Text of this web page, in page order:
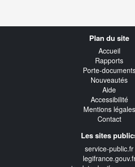
Plan du site
Accueil
Rapports
Porte-
Nouveautés
Aide
Accessibilité
Mentions légales
Contact
Les sites
service-public.fr